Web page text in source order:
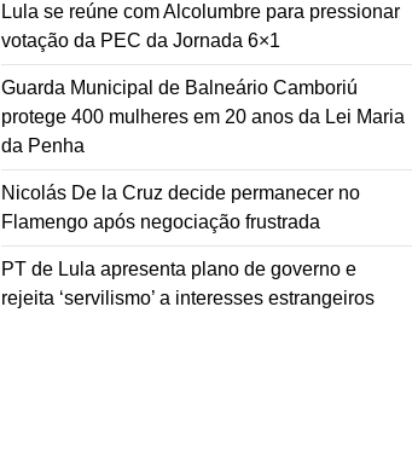
Lula se reúne com Alcolumbre para pressionar
votação da PEC da Jornada 6×1
Guarda Municipal de Balneário Camboriú
protege 400 mulheres em 20 anos da Lei Maria
da Penha
Nicolás De la Cruz decide permanecer no
Flamengo após negociação frustrada
PT de Lula apresenta plano de governo e
rejeita ‘servilismo’ a interesses estrangeiros